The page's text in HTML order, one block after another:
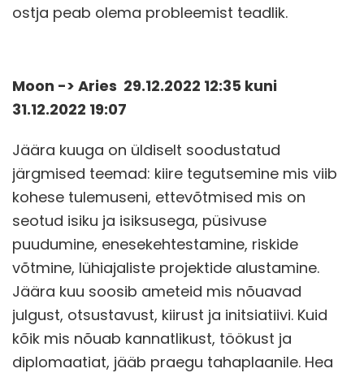
ostja peab olema probleemist teadlik.
Moon -> Aries 29.12.2022 12:35 kuni
31.12.2022 19:07
Jäära kuuga on üldiselt soodustatud
järgmised teemad: kiire tegutsemine mis viib
kohese tulemuseni, ettevõtmised mis on
seotud isiku ja isiksusega, püsivuse
puudumine, enesekehtestamine, riskide
võtmine, lühiajaliste projektide alustamine.
Jäära kuu soosib ameteid mis nõuavad
julgust, otsustavust, kiirust ja initsiatiivi. Kuid
kõik mis nõuab kannatlikust, töökust ja
diplomaatiat, jääb praegu tahaplaanile. Hea